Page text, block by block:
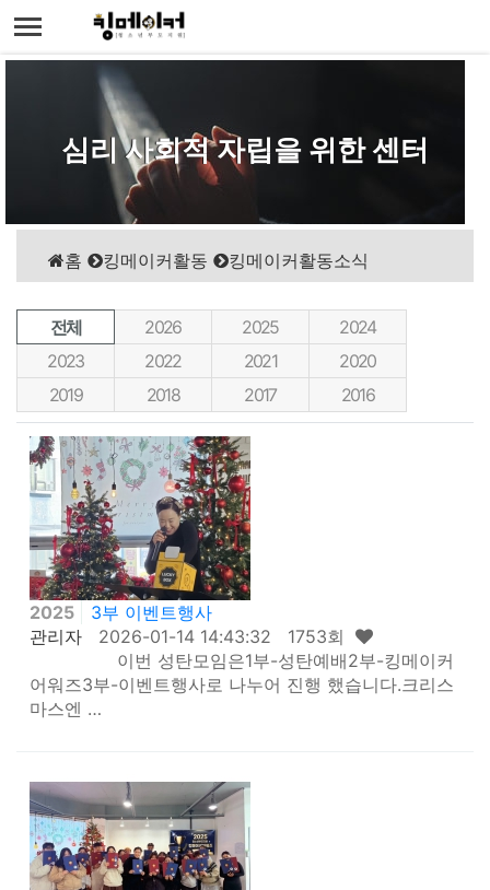
사회적 자립을 위한 센터
홈 킹메이커활동 킹메이커활동소식
전체 2026 2025
2024
2023
2022 2021
2020
2019
2018 2017 2016
2025
3부 이벤트행사
관리자 2026-01-14 14:43:32 1753회
이번 성탄모임은1부-성탄예배2부-킹메이커
어워즈3부-이벤트행사로 나누어 진행 했습니다.크리스
마스엔 …